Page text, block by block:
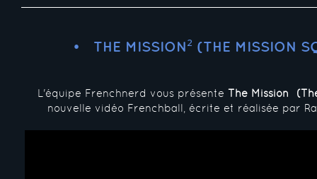
THE MISSION² (THE MISSION
L'équipe Frenchnerd vous présente The Mission²
nouvelle vidéo Frenchball, écrite et réalisée par